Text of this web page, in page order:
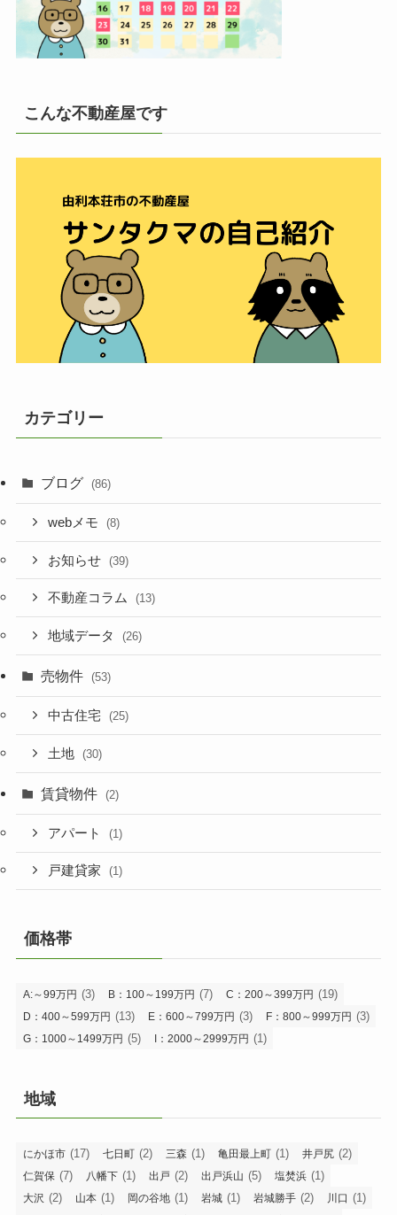
こんな不動産屋です
カテゴリー
ブログ (86)
webメモ (8)
お知らせ (39)
不動産コラム (13)
地域データ (26)
売物件 (53)
中古住宅 (25)
土地 (30)
賃貸物件 (2)
アパート (1)
戸建貸家 (1)
価格帯
A:～99万円 (3) B：100～199万円 (7) C：200～399万円 (19)
D：400～599万円 (13) E：600～799万円 (3) F：800～999万円 (3)
G：1000～1499万円 (5) I：2000～2999万円 (1)
地域
にかほ市 (17) 七日町 (2) 三森 (1) 亀田最上町 (1) 井戸尻 (2)
仁賀保 (7) 八幡下 (1) 出戸 (2) 出戸浜山 (5) 塩焚浜 (1)
大沢 (2) 山本 (1) 岡の谷地 (1) 岩城 (1) 岩城勝手 (2) 川口 (1)